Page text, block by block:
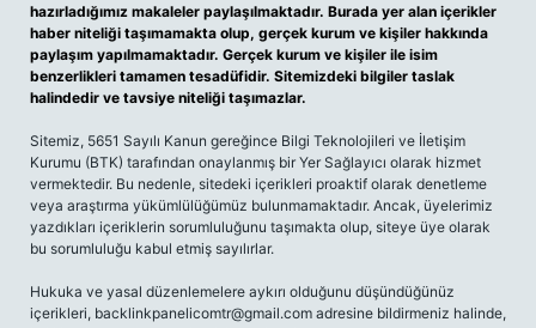
hazırladığımız makaleler paylaşılmaktadır. Burada yer alan içerikler
haber niteliği taşımamakta olup, gerçek kurum ve kişiler hakkında
paylaşım yapılmamaktadır. Gerçek kurum ve kişiler ile isim
benzerlikleri tamamen tesadüfidir. Sitemizdeki bilgiler taslak
halindedir ve tavsiye niteliği taşımazlar.
Sitemiz, 5651 Sayılı Kanun gereğince Bilgi Teknolojileri ve İletişim
Kurumu (BTK) tarafından onaylanmış bir Yer Sağlayıcı olarak hizmet
vermektedir. Bu nedenle, sitedeki içerikleri proaktif olarak denetleme
veya araştırma yükümlülüğümüz bulunmamaktadır. Ancak, üyelerimiz
yazdıkları içeriklerin sorumluluğunu taşımakta olup, siteye üye olarak
bu sorumluluğu kabul etmiş sayılırlar.
Hukuka ve yasal düzenlemelere aykırı olduğunu düşündüğünüz
içerikleri, backlinkpanelicomtr@gmail.com adresine bildirmeniz halinde,